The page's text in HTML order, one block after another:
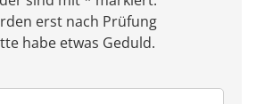
erst nach Prüfung
habe etwas Geduld.